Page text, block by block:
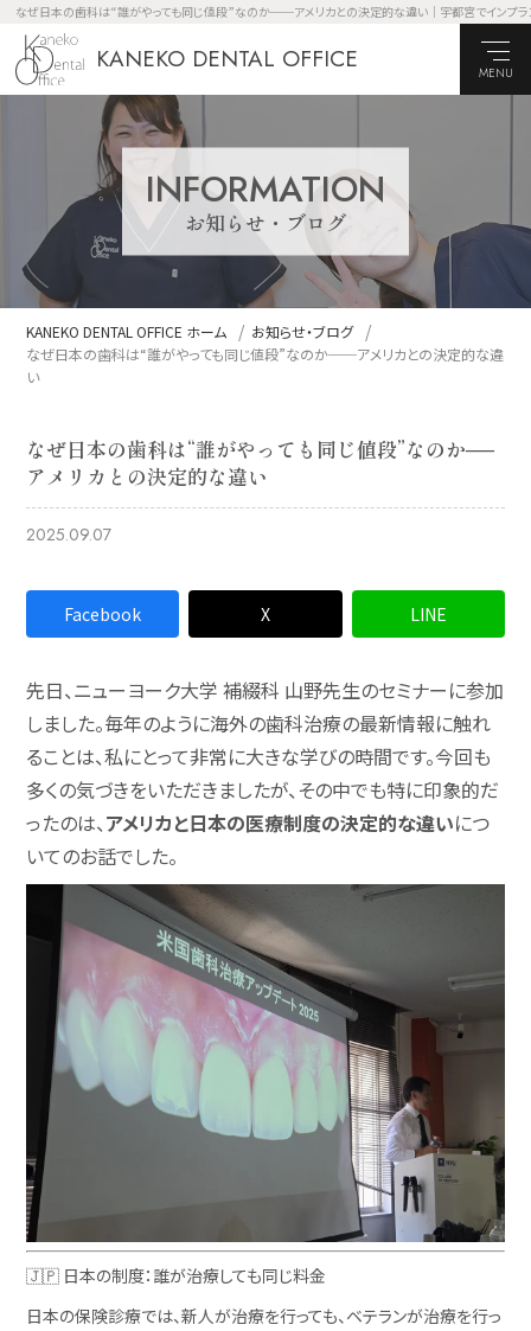
なぜ日本の歯科は“誰がやっても同じ値段”なのか──アメリカとの決定的な違い｜宇都宮でインプラ
KANEKO DENTAL OFFICE MENU
INFORMATION
お知らせ・ブログ
KANEKO DENTAL OFFICE ホーム
お知らせ・ブログ
なぜ日本の歯科は“誰がやっても同じ値段”なのか──アメリカとの決定的な違
い
なぜ日本の歯科は“誰がやっても同じ値段”なのか──
アメリカとの決定的な違い
2025.09.07
Facebook X LINE
先日、ニューヨーク大学 補綴科 山野先生のセミナーに参加
しました。毎年のように海外の歯科治療の最新情報に触れ
ることは、私にとって非常に大きな学びの時間です。今回も
多くの気づきをいただきましたが、その中でも特に印象的だ
ったのは、アメリカと日本の医療制度の決定的な違いにつ
いてのお話でした。
🇯🇵 日本の制度：誰が治療しても同じ料金
日本の保険診療では、新人が治療を行っても、ベテランが治療を行っ